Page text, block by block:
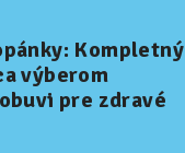
Kompletný
výberom
pre zdravé